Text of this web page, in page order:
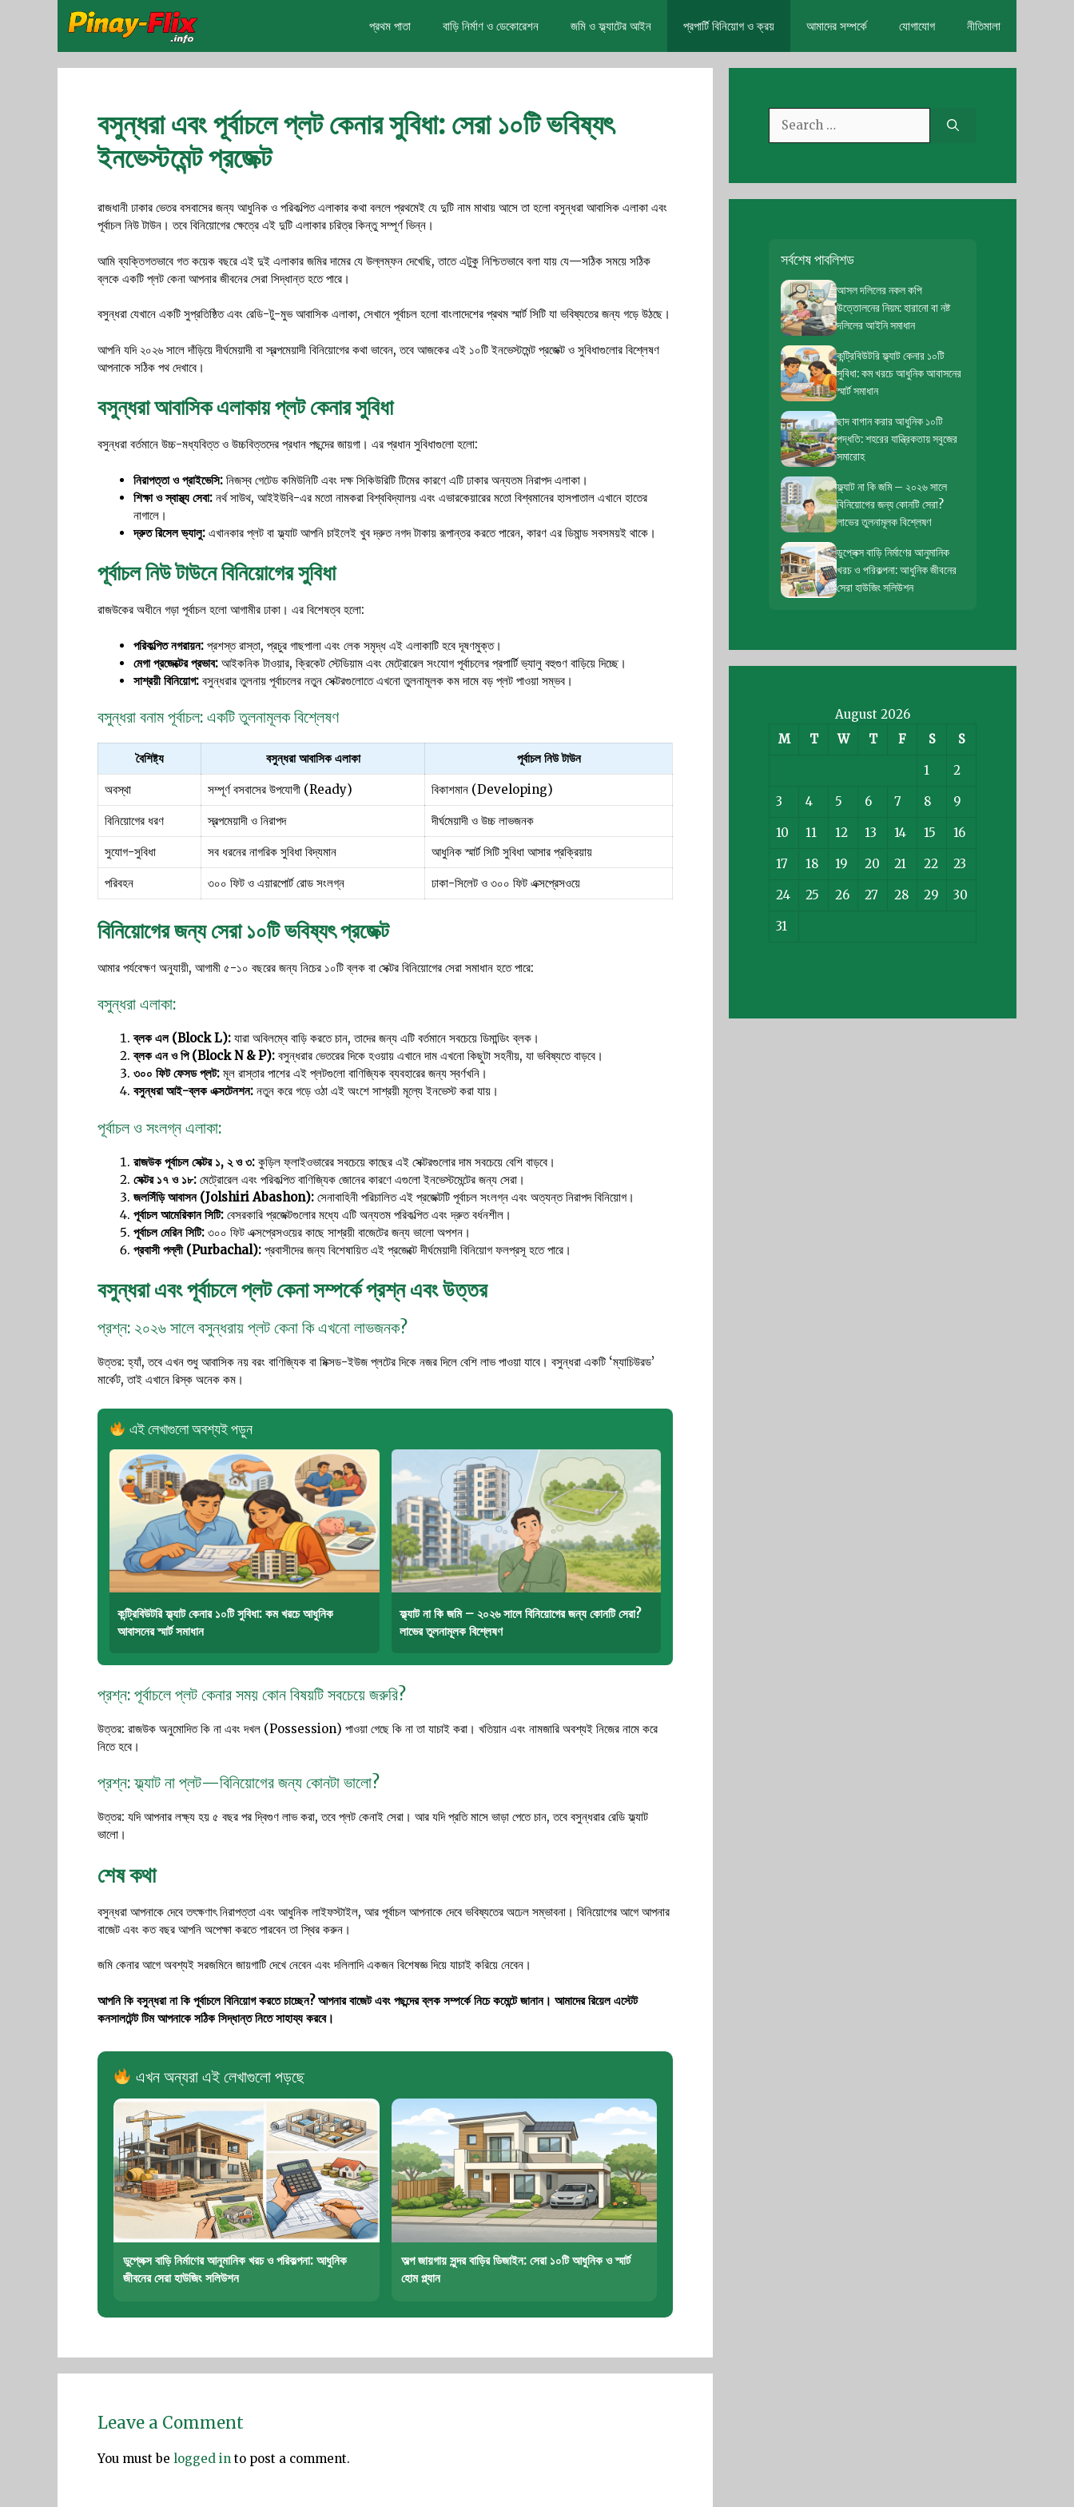
প্রথম পাতা বাড়ি নির্মাণ ও ডেকোরেশন জমি ও ফ্ল্যাটের আইন প্রপার্টি বিনিয়োগ ও ক্রয় আমাদের সম্পর্কে যোগাযোগ নীতিমালা
বসুন্ধরা এবং পূর্বাচলে প্লট কেনার সুবিধা: সেরা ১০টি ভবিষ্যৎ
ইনভেস্টমেন্ট প্রজেক্ট
রাজধানী ঢাকার ভেতর বসবাসের জন্য আধুনিক ও পরিকল্পিত এলাকার কথা বললে প্রথমেই যে দুটি নাম মাথায় আসে তা হলো বসুন্ধরা আবাসিক এলাকা এবং
পূর্বাচল নিউ টাউন। তবে বিনিয়োগের ক্ষেত্রে এই দুটি এলাকার চরিত্র কিন্তু সম্পূর্ণ ভিন্ন।
আমি ব্যক্তিগতভাবে গত কয়েক বছরে এই দুই এলাকার জমির দামের যে উল্লম্ফন দেখেছি, তাতে এটুকু নিশ্চিতভাবে বলা যায় যে—সঠিক সময়ে সঠিক
ব্লকে একটি প্লট কেনা আপনার জীবনের সেরা সিদ্ধান্ত হতে পারে।
বসুন্ধরা যেখানে একটি সুপ্রতিষ্ঠিত এবং রেডি-টু-মুভ আবাসিক এলাকা, সেখানে পূর্বাচল হলো বাংলাদেশের প্রথম স্মার্ট সিটি যা ভবিষ্যতের জন্য গড়ে উঠছে।
আপনি যদি ২০২৬ সালে দাঁড়িয়ে দীর্ঘমেয়াদী বা স্বল্পমেয়াদী বিনিয়োগের কথা ভাবেন, তবে আজকের এই ১০টি ইনভেস্টমেন্ট প্রজেক্ট ও সুবিধাগুলোর বিশ্লেষণ
আপনাকে সঠিক পথ দেখাবে।
বসুন্ধরা আবাসিক এলাকায় প্লট কেনার সুবিধা
বসুন্ধরা বর্তমানে উচ্চ-মধ্যবিত্ত ও উচ্চবিত্তদের প্রধান পছন্দের জায়গা। এর প্রধান সুবিধাগুলো হলো:
নিরাপত্তা ও প্রাইভেসি: নিজস্ব গেটেড কমিউনিটি এবং দক্ষ সিকিউরিটি টিমের কারণে এটি ঢাকার অন্যতম নিরাপদ এলাকা।
শিক্ষা ও স্বাস্থ্য সেবা: নর্থ সাউথ, আইইউবি-এর মতো নামকরা বিশ্ববিদ্যালয় এবং এভারকেয়ারের মতো বিশ্বমানের হাসপাতাল এখানে হাতের
নাগালে।
দ্রুত রিসেল ভ্যালু: এখানকার প্লট বা ফ্ল্যাট আপনি চাইলেই খুব দ্রুত নগদ টাকায় রূপান্তর করতে পারেন, কারণ এর ডিমান্ড সবসময়ই থাকে।
পূর্বাচল নিউ টাউনে বিনিয়োগের সুবিধা
রাজউকের অধীনে গড়া পূর্বাচল হলো আগামীর ঢাকা। এর বিশেষত্ব হলো:
পরিকল্পিত নগরায়ন: প্রশস্ত রাস্তা, প্রচুর গাছপালা এবং লেক সমৃদ্ধ এই এলাকাটি হবে দূষণমুক্ত।
মেগা প্রজেক্টের প্রভাব: আইকনিক টাওয়ার, ক্রিকেট স্টেডিয়াম এবং মেট্রোরেল সংযোগ পূর্বাচলের প্রপার্টি ভ্যালু বহুগুণ বাড়িয়ে দিচ্ছে।
সাশ্রয়ী বিনিয়োগ: বসুন্ধরার তুলনায় পূর্বাচলের নতুন সেক্টরগুলোতে এখনো তুলনামূলক কম দামে বড় প্লট পাওয়া সম্ভব।
বসুন্ধরা বনাম পূর্বাচল: একটি তুলনামূলক বিশ্লেষণ
বৈশিষ্ট্য বসুন্ধরা আবাসিক এলাকা পূর্বাচল নিউ টাউন
অবস্থা সম্পূর্ণ বসবাসের উপযোগী (Ready) বিকাশমান (Developing)
বিনিয়োগের ধরণ স্বল্পমেয়াদী ও নিরাপদ দীর্ঘমেয়াদী ও উচ্চ লাভজনক
সুযোগ-সুবিধা সব ধরনের নাগরিক সুবিধা বিদ্যমান আধুনিক স্মার্ট সিটি সুবিধা আসার প্রক্রিয়ায়
পরিবহন ৩০০ ফিট ও এয়ারপোর্ট রোড সংলগ্ন ঢাকা-সিলেট ও ৩০০ ফিট এক্সপ্রেসওয়ে
বিনিয়োগের জন্য সেরা ১০টি ভবিষ্যৎ প্রজেক্ট
আমার পর্যবেক্ষণ অনুযায়ী, আগামী ৫-১০ বছরের জন্য নিচের ১০টি ব্লক বা সেক্টর বিনিয়োগের সেরা সমাধান হতে পারে:
বসুন্ধরা এলাকা:
ব্লক এল (Block L): যারা অবিলম্বে বাড়ি করতে চান, তাদের জন্য এটি বর্তমানে সবচেয়ে ডিমান্ডিং ব্লক।
ব্লক এন ও পি (Block N & P): বসুন্ধরার ভেতরের দিকে হওয়ায় এখানে দাম এখনো কিছুটা সহনীয়, যা ভবিষ্যতে বাড়বে।
৩০০ ফিট ফেসড প্লট: মূল রাস্তার পাশের এই প্লটগুলো বাণিজ্যিক ব্যবহারের জন্য স্বর্ণখনি।
বসুন্ধরা আই-ব্লক এক্সটেনশন: নতুন করে গড়ে ওঠা এই অংশে সাশ্রয়ী মূল্যে ইনভেস্ট করা যায়।
পূর্বাচল ও সংলগ্ন এলাকা:
রাজউক পূর্বাচল সেক্টর ১, ২ ও ৩: কুড়িল ফ্লাইওভারের সবচেয়ে কাছের এই সেক্টরগুলোর দাম সবচেয়ে বেশি বাড়বে।
সেক্টর ১৭ ও ১৮: মেট্রোরেল এবং পরিকল্পিত বাণিজ্যিক জোনের কারণে এগুলো ইনভেস্টমেন্টের জন্য সেরা।
জলসিঁড়ি আবাসন (Jolshiri Abashon): সেনাবাহিনী পরিচালিত এই প্রজেক্টটি পূর্বাচল সংলগ্ন এবং অত্যন্ত নিরাপদ বিনিয়োগ।
পূর্বাচল আমেরিকান সিটি: বেসরকারি প্রজেক্টগুলোর মধ্যে এটি অন্যতম পরিকল্পিত এবং দ্রুত বর্ধনশীল।
পূর্বাচল মেরিন সিটি: ৩০০ ফিট এক্সপ্রেসওয়ের কাছে সাশ্রয়ী বাজেটের জন্য ভালো অপশন।
প্রবাসী পল্লী (Purbachal): প্রবাসীদের জন্য বিশেষায়িত এই প্রজেক্টে দীর্ঘমেয়াদী বিনিয়োগ ফলপ্রসূ হতে পারে।
বসুন্ধরা এবং পূর্বাচলে প্লট কেনা সম্পর্কে প্রশ্ন এবং উত্তর
প্রশ্ন: ২০২৬ সালে বসুন্ধরায় প্লট কেনা কি এখনো লাভজনক?
উত্তর: হ্যাঁ, তবে এখন শুধু আবাসিক নয় বরং বাণিজ্যিক বা মিক্সড-ইউজ প্লটের দিকে নজর দিলে বেশি লাভ পাওয়া যাবে। বসুন্ধরা একটি ‘ম্যাচিউরড’
মার্কেট, তাই এখানে রিস্ক অনেক কম।
এই লেখাগুলো অবশ্যই পড়ুন
কন্ট্রিবিউটরি ফ্ল্যাট কেনার ১০টি সুবিধা: কম খরচে আধুনিক
আবাসনের স্মার্ট সমাধান
ফ্ল্যাট না কি জমি – ২০২৬ সালে বিনিয়োগের জন্য কোনটি সেরা?
লাভের তুলনামূলক বিশ্লেষণ
প্রশ্ন: পূর্বাচলে প্লট কেনার সময় কোন বিষয়টি সবচেয়ে জরুরি?
উত্তর: রাজউক অনুমোদিত কি না এবং দখল (Possession) পাওয়া গেছে কি না তা যাচাই করা। খতিয়ান এবং নামজারি অবশ্যই নিজের নামে করে
নিতে হবে।
প্রশ্ন: ফ্ল্যাট না প্লট—বিনিয়োগের জন্য কোনটা ভালো?
উত্তর: যদি আপনার লক্ষ্য হয় ৫ বছর পর দ্বিগুণ লাভ করা, তবে প্লট কেনাই সেরা। আর যদি প্রতি মাসে ভাড়া পেতে চান, তবে বসুন্ধরার রেডি ফ্ল্যাট
ভালো।
শেষ কথা
বসুন্ধরা আপনাকে দেবে তৎক্ষণাৎ নিরাপত্তা এবং আধুনিক লাইফস্টাইল, আর পূর্বাচল আপনাকে দেবে ভবিষ্যতের অঢেল সম্ভাবনা। বিনিয়োগের আগে আপনার
বাজেট এবং কত বছর আপনি অপেক্ষা করতে পারবেন তা স্থির করুন।
জমি কেনার আগে অবশ্যই সরজমিনে জায়গাটি দেখে নেবেন এবং দলিলাদি একজন বিশেষজ্ঞ দিয়ে যাচাই করিয়ে নেবেন।
আপনি কি বসুন্ধরা না কি পূর্বাচলে বিনিয়োগ করতে চাচ্ছেন? আপনার বাজেট এবং পছন্দের ব্লক সম্পর্কে নিচে কমেন্টে জানান। আমাদের রিয়েল এস্টেট
কনসালটেন্ট টিম আপনাকে সঠিক সিদ্ধান্ত নিতে সাহায্য করবে।
এখন অন্যরা এই লেখাগুলো পড়ছে
ডুপ্লেক্স বাড়ি নির্মাণের আনুমানিক খরচ ও পরিকল্পনা: আধুনিক
জীবনের সেরা হাউজিং সলিউশন
অল্প জায়গায় সুন্দর বাড়ির ডিজাইন: সেরা ১০টি আধুনিক ও স্মার্ট
হোম প্ল্যান
Leave a Comment
You must be logged in to post a comment.
for:
সর্বশেষ পাবলিশড
আসল দলিলের নকল কপি
উত্তোলনের নিয়ম: হারানো বা নষ্ট
দলিলের আইনি সমাধান
কন্ট্রিবিউটরি ফ্ল্যাট কেনার ১০টি
সুবিধা: কম খরচে আধুনিক আবাসনের
স্মার্ট সমাধান
ছাদ বাগান করার আধুনিক ১০টি
পদ্ধতি: শহরের যান্ত্রিকতায় সবুজের
সমারোহ
ফ্ল্যাট না কি জমি – ২০২৬ সালে
বিনিয়োগের জন্য কোনটি সেরা?
লাভের তুলনামূলক বিশ্লেষণ
ডুপ্লেক্স বাড়ি নির্মাণের আনুমানিক
খরচ ও পরিকল্পনা: আধুনিক জীবনের
সেরা হাউজিং সলিউশন
August 2026
M
T W T F S S
1 2
3 4 5 6 7 8 9
10 11 12 13 14 15 16
17 18 19 20 21 22 23
24 25 26 27 28 29 30
31